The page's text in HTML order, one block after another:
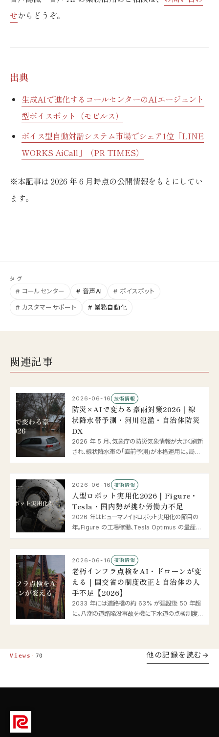
せからどうぞ。
出典
生成AIで進化するコールセンターのAIエージェント
型ボイスボット（モビルス）
ボイス型自動対話システム市場でシェア1位「LINE
WORKS AiCall」（PR TIMES）
※本記事は 2026 年 6 月時点の公開情報をもとにしてい
ます。
タグ
# コールセンター # 音声AI # ボイスボット
# カスタマーサポート # 業務自動化
関連記事
2026-06-16 技術情報
防災×AIで変わる豪雨対策2026｜線
状降水帯予測・河川氾濫・自治体防災
DX
2026 年 5 月、気象庁の防災気象情報が大きく刷新
され、線状降水帯の「直前予測」が本格運用に。局地
新動向を整理します。
2026-06-16 技術情報
人型ロボット実用化2026｜Figure・
Tesla・国内勢が挑む労働力不足
2026 年はヒューマノイドロボット実用化の節目の
年。Figure の工場稼働、Tesla Optimus の量産開
「フィジカル AI」の最新動向を整理します。
2026-06-16 技術情報
老朽インフラ点検をAI・ドローンが変
える｜国交省の制度改正と自治体の人
手不足【2026】
2033 年には道路橋の約 63% が建設後 50 年超
に。八潮の道路陥没事故を機に下水道の点検制度も
Views · 70 他の記録を読む